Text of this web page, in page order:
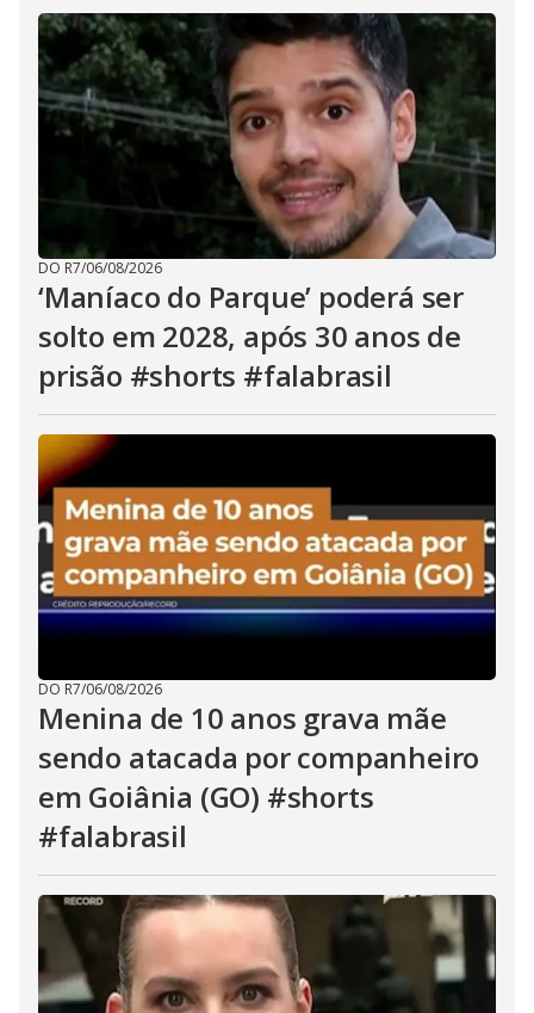
DO R7/06/08/2026
‘Maníaco do Parque’ poderá ser
solto em 2028, após 30 anos de
prisão #shorts #falabrasil
DO R7/06/08/2026
Menina de 10 anos grava mãe
sendo atacada por companheiro
em Goiânia (GO) #shorts
#falabrasil